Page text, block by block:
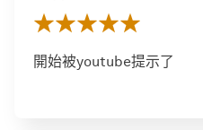
開始被youtube提示了